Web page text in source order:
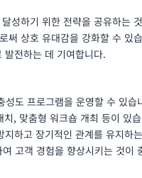
성하기 위한 전략을 공유하는
써 상호 유대감을 강화할 수 있
전하는 데 기여합니다.
도 프로그램을 운영할 수 있습
, 맞춤형 워크숍 개최 등이 있
하고 장기적인 관계를 유지하
고객 경험을 향상시키는 것이